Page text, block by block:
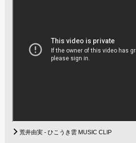
荒井由実 - ひこうき雲 MUSIC CLIP